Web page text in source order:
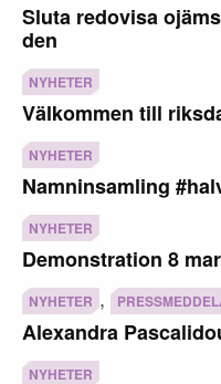
Sluta redovisa
den
NYHETER
Välkommen till
NYHETER
Namninsamling
NYHETER
Demonstration 8
NYHETER ,
Alexandra
NYHETER